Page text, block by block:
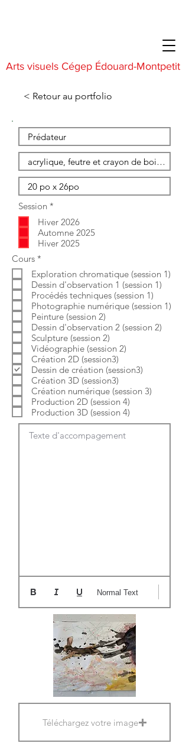
Arts visuels Cégep Édouard-Montpetit
< Retour au portfolio
Session *
l
i
g
a
i
r
e
Hiver 2026
Automne 2025
Hiver 2025
Cours *
l
i
g
a
t
o
i
r
e
Exploration chromatique (session 1)
Dessin d'observation 1 (session 1)
Procédés techniques (session 1)
Photographie numérique (session 1)
Peinture (session 2)
Dessin d'observation 2 (session 2)
Sculpture (session 2)
Vidéographie (session 2)
Création 2D (session3)
Dessin de création (session3)
Création 3D (session3)
Création numérique (session 3)
Production 2D (session 4)
Production 3D (session 4)
Texte d'accompagement
Normal Text
Téléchargez votre image